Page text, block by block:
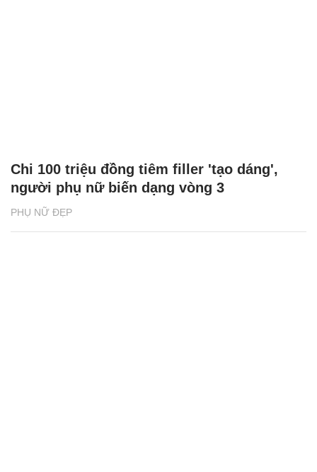
PHỤ NỮ ĐẸP
Chi 100 triệu đồng tiêm filler 'tạo dáng',
người phụ nữ biến dạng vòng 3